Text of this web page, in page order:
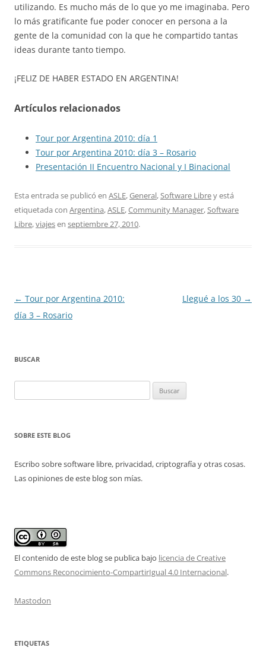
utilizando. Es mucho más de lo que yo me imaginaba. Pero
lo más gratificante fue poder conocer en persona a la
gente de la comunidad con la que he compartido tantas
ideas durante tanto tiempo.
¡FELIZ DE HABER ESTADO EN ARGENTINA!
Artículos relacionados
Tour por Argentina 2010: día 1
Tour por Argentina 2010: día 3 – Rosario
Presentación II Encuentro Nacional y I Binacional
Esta entrada se publicó en ASLE,General,Software Librey está
etiquetada con Argentina,ASLE,Community Manager,Software
Libre,viajesen septiembre 27, 2010.
Navegación
de
← Tour por Argentina 2010:
día 3 – Rosario
Llegué a los 30 →
BUSCAR
SOBRE ESTE BLOG
Escribo sobre software libre, privacidad, criptografía y otras cosas.
Las opiniones de este blog son mías.
El contenido de este blog se publica bajo licencia de Creative
Commons Reconocimiento-CompartirIgual 4.0 Internacional.
Mastodon
ETIQUETAS